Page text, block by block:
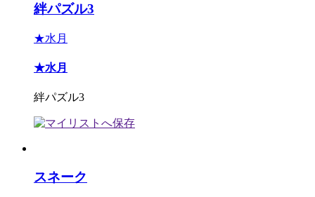
絆パズル3
★水月
★水月
絆パズル3
スネーク